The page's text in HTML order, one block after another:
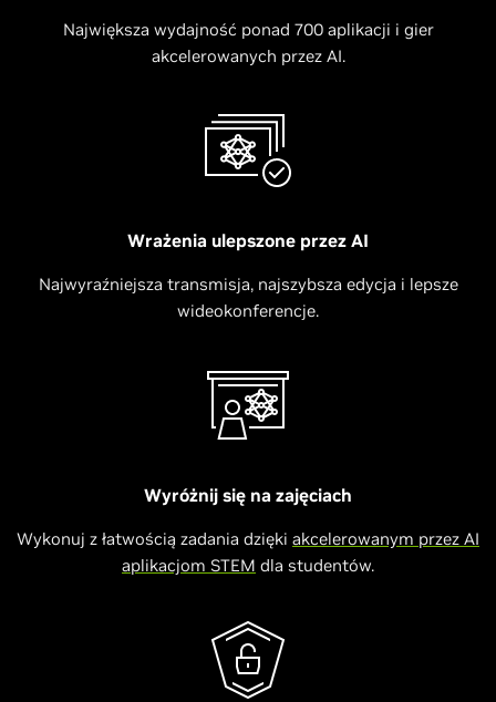
Największa wydajność ponad 700 aplikacji i gier
akcelerowanych przez AI.
Wrażenia ulepszone przez AI
Najwyraźniejsza transmisja, najszybsza edycja i lepsze
wideokonferencje.
Wyróżnij się na zajęciach
Wykonuj z łatwością zadania dzięki akcelerowanym przez AI
aplikacjom STEM dla studentów.